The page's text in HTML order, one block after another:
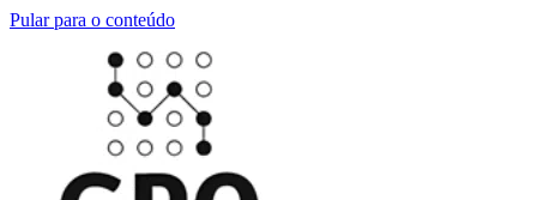
Pular para o conteúdo